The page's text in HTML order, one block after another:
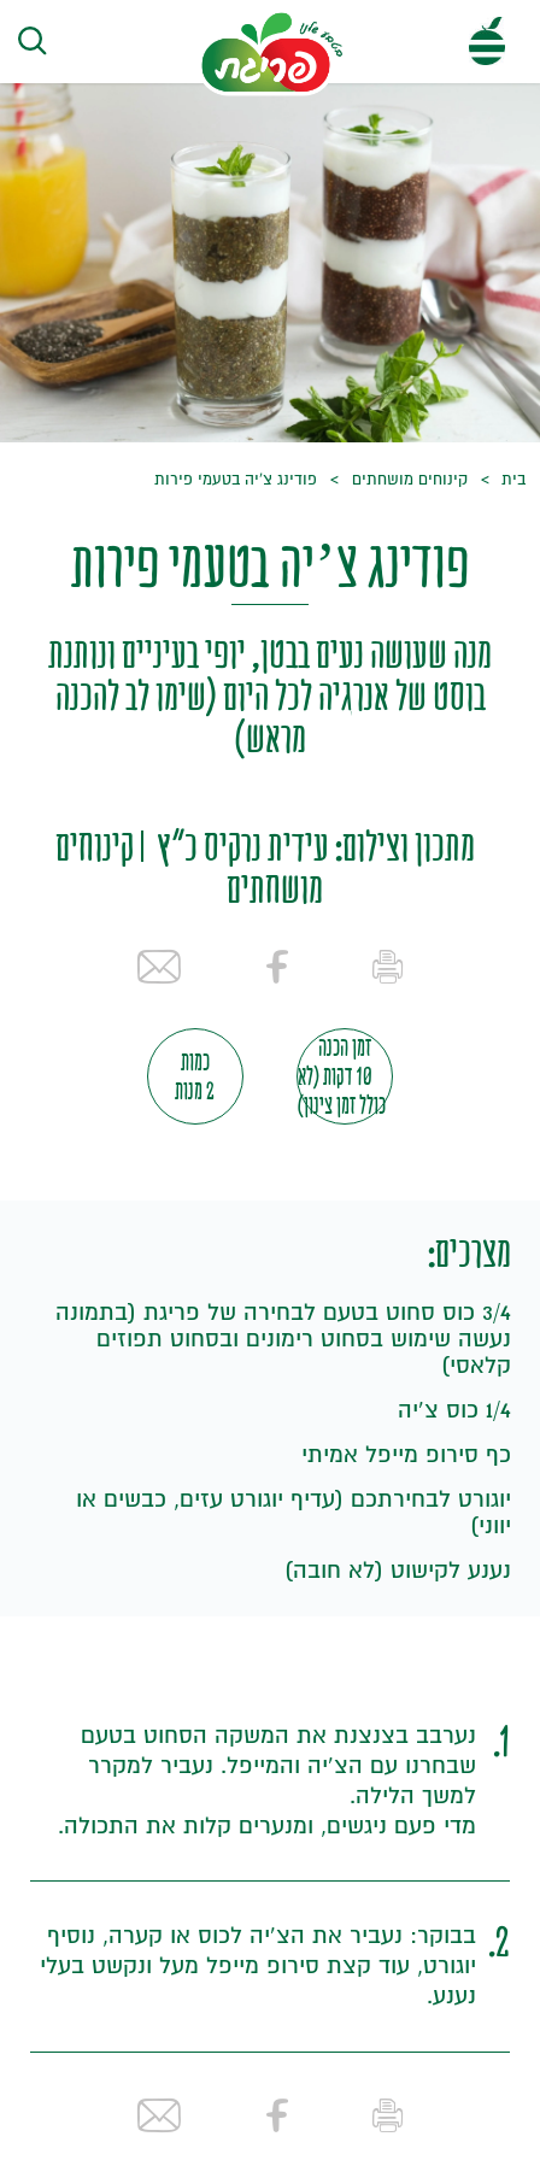
בית קינוחים מושחתים פודינג צ’יה בטעמי פירות
פודינג צ’יה בטעמי פירות
מנה שעושה נעים בבטן, יופי בעיניים ונותנת
בוסט של אנרגיה לכל היום (שימו לב להכנה
מראש)
מתכון וצילום: עידית נרקיס כ"ץ קינוחים
מושחתים
זמן הכנה
10 דקות (לא
כולל זמן צינון)
כמות
2 מנות
מצרכים:
3/4 כוס סחוט בטעם לבחירה של פריגת (בתמונה
נעשה שימוש בסחוט רימונים ובסחוט תפוזים
קלאסי)
1/4 כוס צ’יה
כף סירופ מייפל אמיתי
יוגורט לבחירתכם (עדיף יוגורט עזים, כבשים או
יווני)
נענע לקישוט (לא חובה)
1.
נערבב בצנצנת את המשקה הסחוט בטעם
שבחרנו עם הצ’יה והמייפל. נעביר למקרר
למשך הלילה.
מדי פעם ניגשים, ומנערים קלות את התכולה.
2.
בבוקר: נעביר את הצ’יה לכוס או קערה, נוסיף
יוגורט, עוד קצת סירופ מייפל מעל ונקשט בעלי
נענע.